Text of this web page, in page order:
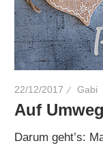
22/12/2017 Gabi
Auf
Darum geht’s: